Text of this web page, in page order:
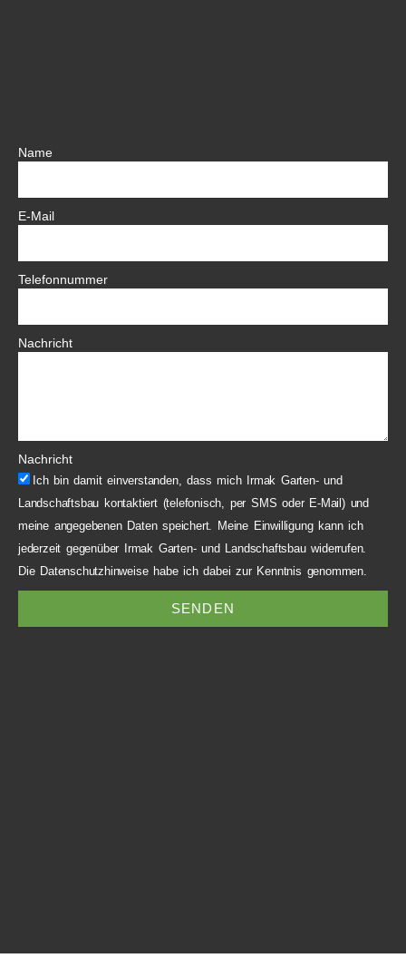
Name
E-Mail
Telefonnummer
Nachricht
Nachricht
Ich bin damit einverstanden, dass mich Irmak Garten- und
Landschaftsbau kontaktiert (telefonisch, per SMS oder E-Mail) und
meine angegebenen Daten speichert. Meine Einwilligung kann ich
jederzeit gegenüber Irmak Garten- und Landschaftsbau widerrufen.
Die Datenschutzhinweise habe ich dabei zur Kenntnis genommen.
SENDEN